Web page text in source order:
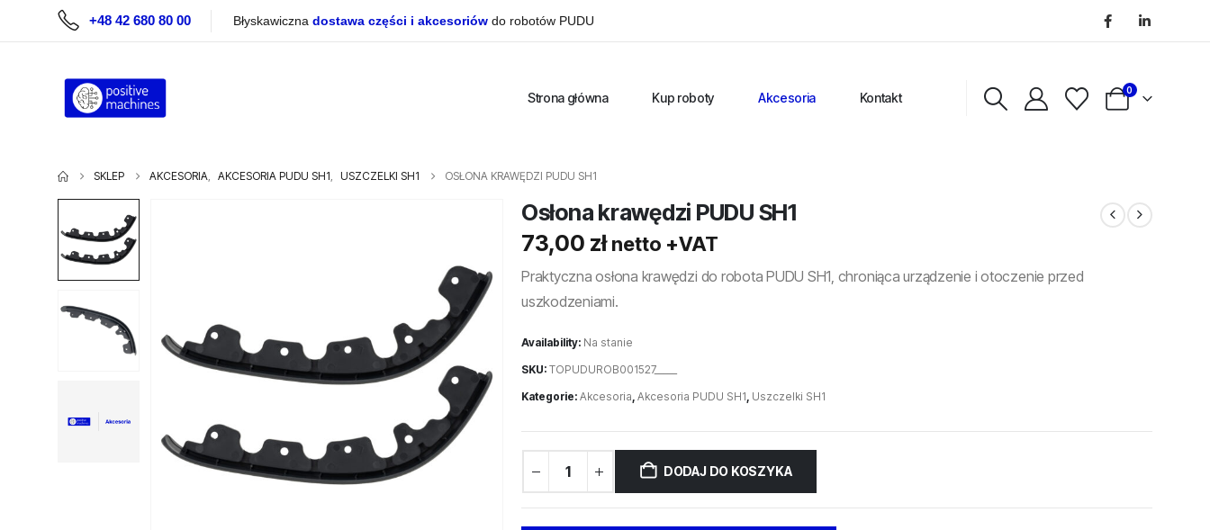
+48 42 680 80 00 Błyskawiczna dostawa części i akcesoriów do robotów PUDU
Strona główna Kup roboty Akcesoria Kontakt
0
SKLEP AKCESORIA, AKCESORIA PUDU SH1, USZCZELKI SH1 OSŁONA KRAWĘDZI PUDU SH1
Osłona krawędzi PUDU SH1
73,00 zł netto +VAT
Praktyczna osłona krawędzi do robota PUDU SH1, chroniąca urządzenie i otoczenie przed
uszkodzeniami.
Availability: Na stanie
SKU: TOPUDUROB001527_____
Kategorie: Akcesoria, Akcesoria PUDU SH1, Uszczelki SH1
DODAJ DO KOSZYKA